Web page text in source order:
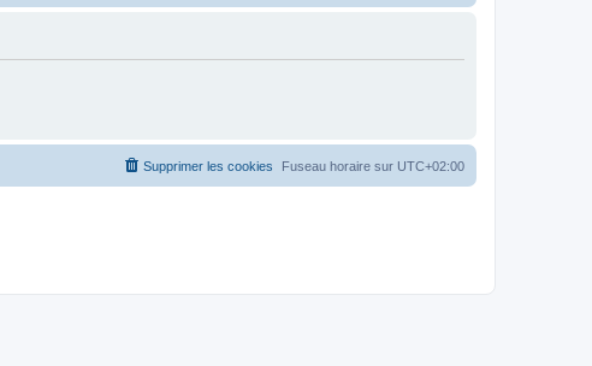
Fuseau horaire sur UTC+02:00
Supprimer les cookies